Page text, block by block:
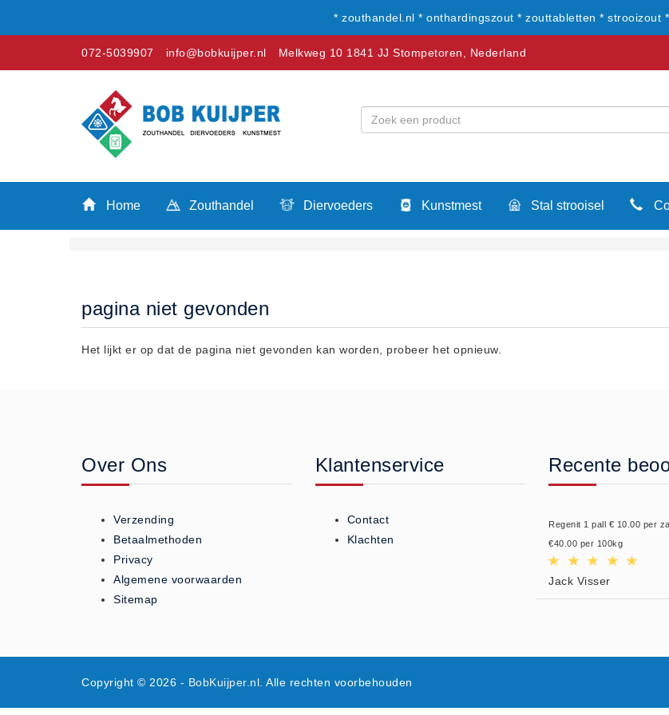
* zouthandel.nl * onthardingszout * zouttabletten * strooizout
Diervoeders
Betaalmethoden
Verzending
Hartog Lucerne - Muesli (8)
Honden - Katten (8)
Rundvee (7)
072-5039907 info@bobkuijper.nl Melkweg 10 1841 JJ Stompetoren, Nederland
Home Zouthandel Diervoeders Kunstmest Stal strooisel
pagina niet gevonden
Het lijkt er op dat de pagina niet gevonden kan worden, probeer het opnieuw.
Over Ons
Verzending
Betaalmethoden
Privacy
Algemene voorwaarden
Sitemap
Klantenservice
Contact
Klachten
Recente
Regenit 1 pall € 10.00 per
€40.00 per 100kg
Jack Visser
Copyright © 2026 - BobKuijper.nl . Alle rechten voorbehouden